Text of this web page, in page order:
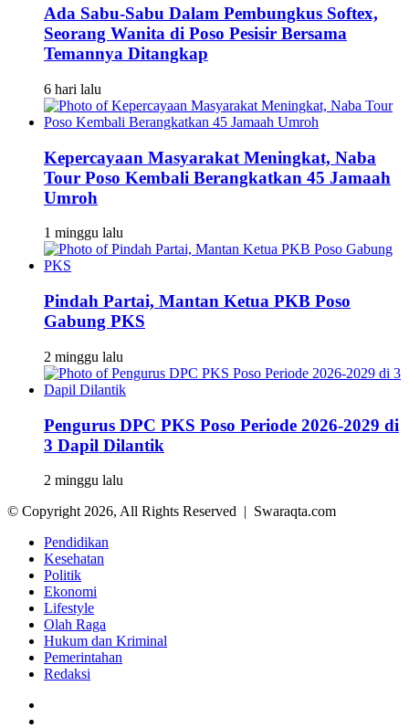
Ada Sabu-Sabu Dalam Pembungkus Softex,
Seorang Wanita di Poso Pesisir Bersama
Temannya Ditangkap
6 hari lalu
Kepercayaan Masyarakat Meningkat, Naba
Tour Poso Kembali Berangkatkan 45 Jamaah
Umroh
1 minggu lalu
Pindah Partai, Mantan Ketua PKB Poso
Gabung PKS
2 minggu lalu
Pengurus DPC PKS Poso Periode 2026-2029 di
3 Dapil Dilantik
2 minggu lalu
© Copyright 2026, All Rights Reserved | Swaraqta.com
Pendidikan
Kesehatan
Politik
Ekonomi
Lifestyle
Olah Raga
Hukum dan Kriminal
Pemerintahan
Redaksi